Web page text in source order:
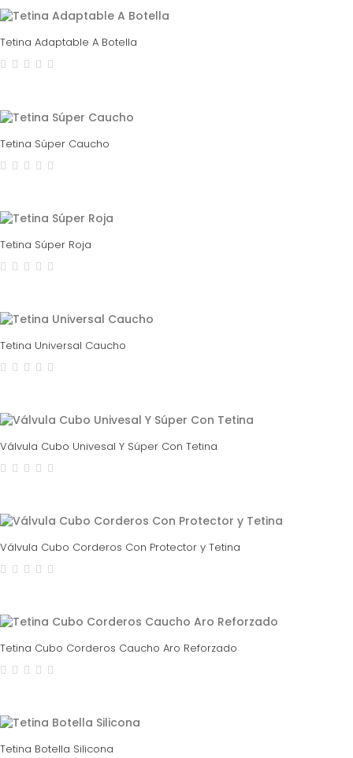
Tetina Adaptable A Botella
Tetina Súper Caucho
Tetina Súper Roja
Tetina Universal Caucho
Válvula Cubo Univesal Y Súper Con Tetina
Válvula Cubo Corderos Con Protector y Tetina
Tetina Cubo Corderos Caucho Aro Reforzado
Tetina Botella Silicona